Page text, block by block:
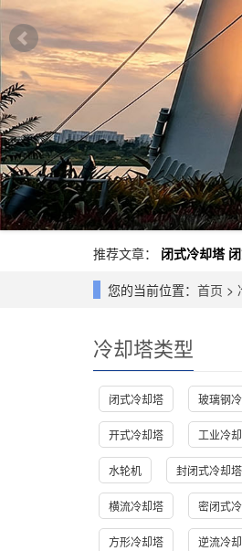
推荐文章： 闭式冷却塔
您的当前位置： 首页 >
冷却塔类型
闭式冷却塔 玻璃钢
开式冷却塔 工业冷
水轮机 封闭式冷却塔
横流冷却塔 密闭式
方形冷却塔 逆流冷